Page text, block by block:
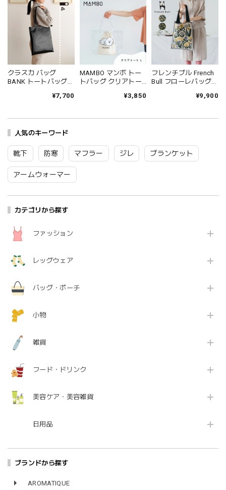
人気のキーワード
靴下 防寒 マフラー ジレ ブランケット
アームウォーマー
カテゴリから探す
ファッション
レッグウェア
バッグ・ポーチ
小物
雑貨
フード・ドリンク
美容ケア・美容雑貨
日用品
ブランドから探す
AROMATIQUE
クラスカ バッグ
BANK トートバッグ
本製 CLASKA 鞄 カバ
いい 可愛い 合成皮革
ゼント ギフト ブラッ
ク DO 32110200
Cs003
¥7,700
MAMBO マンボ トー
トバッグ クリアトー
カ クリアバッグ 透明
愛い 海 プール ブラン
ド プレゼント ギフト
¥3,850
フレンチブル French
Bull フローレバッグ
ショルダー 大きめ フ
ギフト 33-26103
Fr109
¥9,900